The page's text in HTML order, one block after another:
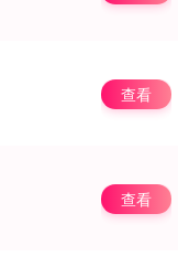
查看
查看